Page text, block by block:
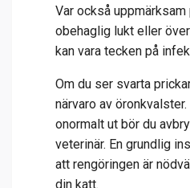
Var också
obehaglig lukt eller
kan vara tecken på
Om du ser svarta
närvaro av
onormalt ut bör du
veterinär. En grundlig
att rengöringen är
din katt.